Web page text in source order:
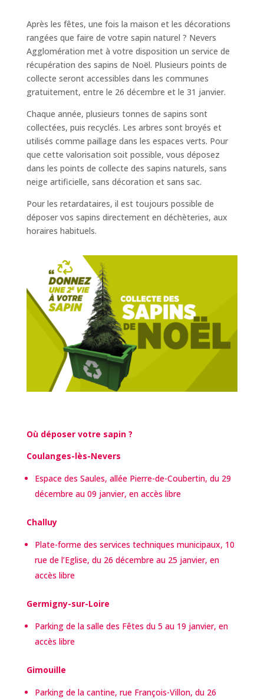
Après les fêtes, une fois la maison et les décorations
rangées que faire de votre sapin naturel ? Nevers
Agglomération met à votre disposition un service de
récupération des sapins de Noël. Plusieurs points de
collecte seront accessibles dans les communes
gratuitement, entre le 26 décembre et le 31 janvier.
Chaque année, plusieurs tonnes de sapins sont
collectées, puis recyclés. Les arbres sont broyés et
utilisés comme paillage dans les espaces verts. Pour
que cette valorisation soit possible, vous déposez
dans les points de collecte des sapins naturels, sans
neige artificielle, sans décoration et sans sac.
Pour les retardataires, il est toujours possible de
déposer vos sapins directement en déchèteries, aux
horaires habituels.
Où déposer votre sapin ?
Coulanges-lès-Nevers
Espace des Saules, allée Pierre-de-Coubertin, du 29
décembre au 09 janvier, en accès libre
Challuy
Plate-forme des services techniques municipaux, 10
rue de l’Eglise, du 26 décembre au 25 janvier, en
accès libre
Germigny-sur-Loire
Parking de la salle des Fêtes du 5 au 19 janvier, en
accès libre
Gimouille
Parking de la cantine, rue François-Villon, du 26